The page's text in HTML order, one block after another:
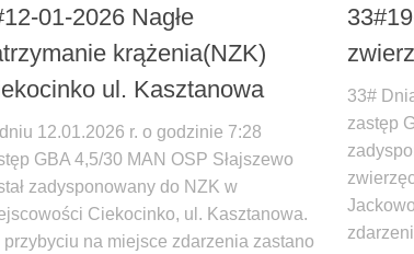
01-2026 Nagłe
krążenia(NZK)
ul. Kasztanowa
12.01.2026 r. o godzinie 7:28
GBA 4,5/30 MAN OSP Słajszewo
zadysponowany do NZK w
Ciekocinko, ul. Kasztanowa.
przybyciu na miejsce zdarzenia zastano
33#
zastęp